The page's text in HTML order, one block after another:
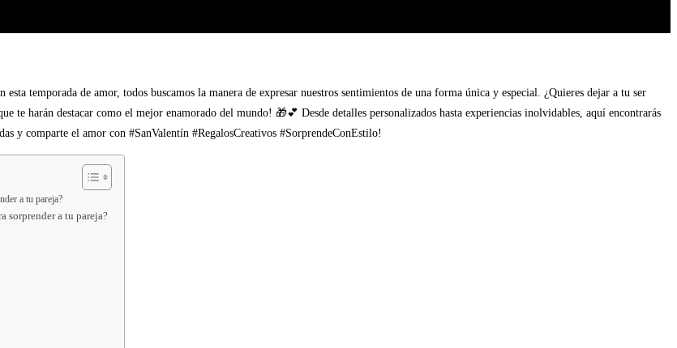
temporada de amor, todos buscamos la manera de expresar nuestros sentimientos de una forma única y especial. ¿Quieres dejar a tu ser
te harán destacar como el mejor enamorado del mundo! 🎁💕 Desde detalles personalizados hasta experiencias inolvidables, aquí encontrarás
y comparte el amor con #SanValentín #RegalosCreativos #SorprendeConEstilo!
a tu pareja?
sorprender a tu pareja?